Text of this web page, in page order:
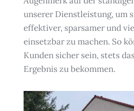
unserer Dienstleistung, um
effektiver, sparsamer und
einsetzbar zu machen. So
Kunden sicher sein, stets
Ergebnis zu bekommen.